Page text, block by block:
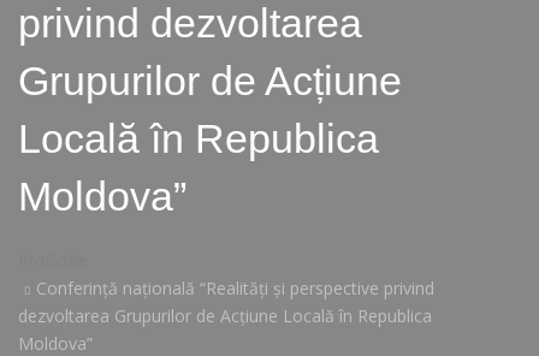
privind dezvoltarea
Grupurilor de Acțiune
Locală în Republica
Moldova”
Conferință națională “Realități și perspective privind
dezvoltarea Grupurilor de Acțiune Locală în Republica
Moldova”